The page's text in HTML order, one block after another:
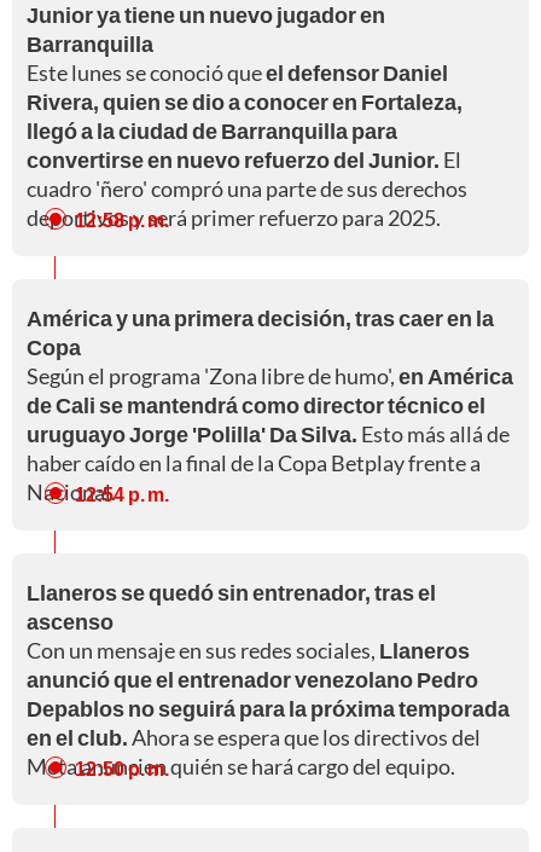
Junior ya tiene un nuevo jugador en
Barranquilla
Este lunes se conoció queel defensor Daniel
Rivera, quien se dio a conocer en Fortaleza,
llegó a la ciudad de Barranquilla para
convertirse en nuevo refuerzo del Junior. El
cuadro 'ñero' compró una parte de sus derechos
deportivos y será primer refuerzo para 2025.
12:58 p. m.
América y una primera decisión, tras caer en la
Copa
Según el programa 'Zona libre de humo',en América
de Cali se mantendrá como director técnico el
uruguayo Jorge 'Polilla' Da Silva. Esto más allá de
haber caído en la final de la Copa Betplay frente a
Nacional.12:54 p. m.
Llaneros se quedó sin entrenador, tras el
ascenso
Con un mensaje en sus redes sociales, Llaneros
anunció que el entrenador venezolano Pedro
Depablos no seguirá para la próxima temporada
en el club.Ahora se espera que los directivos del
Meta anuncien quién se hará cargo del equipo.
12:50 p. m.